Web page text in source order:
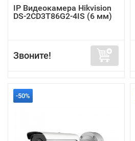
IP Видеокамера Hikvision
DS-2CD3T86G2-4IS (6 мм)
Звоните!
-50%